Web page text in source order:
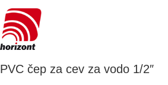
PVC čep za cev za vodo 1/2″